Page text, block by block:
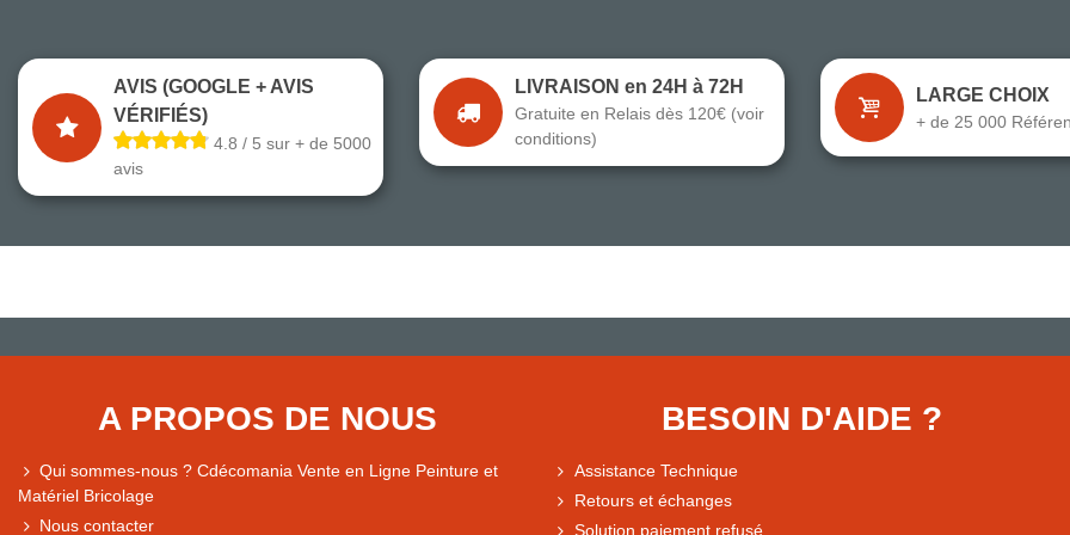
AVIS (GOOGLE + AVIS
VÉRIFIÉS)
4.8 / 5 sur + de 5000
avis
LIVRAISON en 24H à 72H
Gratuite en Relais dès 120€ (voir
conditions)
LARGE CHOIX
+ de 25 000
A PROPOS DE NOUS
Qui sommes-nous ? Cdécomania Vente en Ligne Peinture et
Matériel Bricolage
Nous contacter
BESOIN D'AIDE ?
Assistance Technique
Retours et échanges
Solution paiement refusé